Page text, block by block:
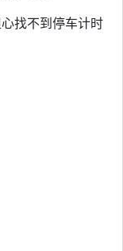
找不到停车计时